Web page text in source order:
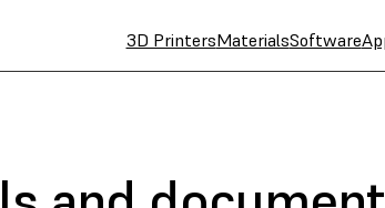
3D PrintersMaterialsSoftware